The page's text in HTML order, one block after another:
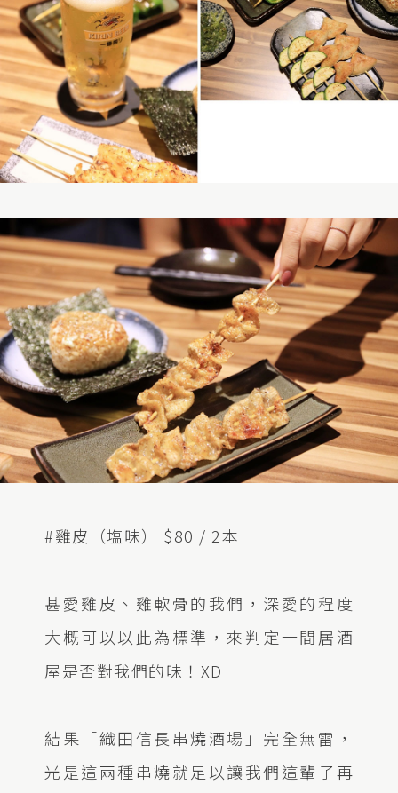
#雞皮（塩味） $80 / 2本
甚愛雞皮、雞軟骨的我們，深愛的程度
大概可以以此為標準，來判定一間居酒
屋是否對我們的味！XD
結果「織田信長串燒酒場」完全無雷，
光是這兩種串燒就足以讓我們這輩子再